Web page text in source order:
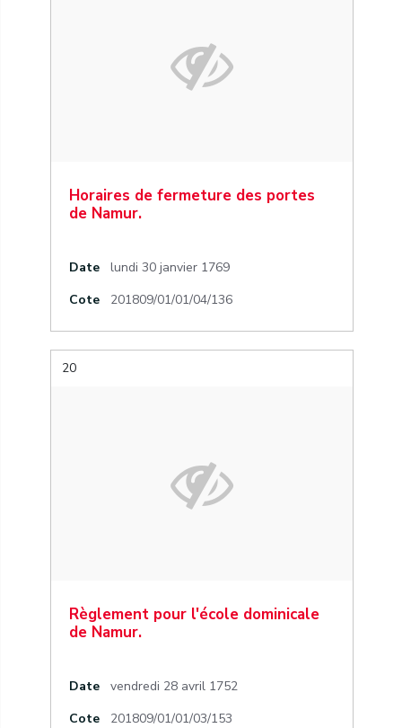
Horaires de fermeture des portes
de Namur.
Date
lundi 30 janvier 1769
Cote
201809/01/01/04/136
20
Règlement pour l'école dominicale
de Namur.
Date
vendredi 28 avril 1752
Cote
201809/01/01/03/153